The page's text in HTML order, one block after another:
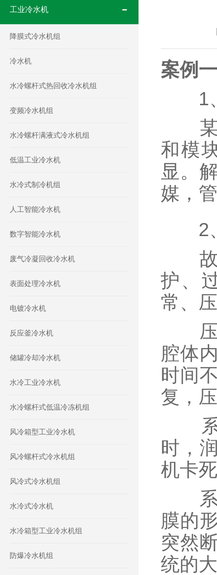
工业冷水机
降膜式冷水机组
冷水机
水冷螺杆式热回收冷水机组
变频冷水机组
水冷螺杆满液式冷水机组
低温工业冷水机
水冷式制冷机组
人工智能冷水机
数字智能冷水机
废气冷凝回收冷水机
表面处理冷水机
电镀冷水机
反应釜冷水机
储罐冷却冷水机
水冷工业冷水机
水冷螺杆式低温冷冻机组
风冷箱型工业冷水机
风冷螺杆式冷水机组
风冷式冷水机组
水冷式冷水机
水冷箱型工业冷水机组
防爆冷水机组
案例
1、
某
和模
显。
媒，
2、
故
护、
常、
压
腔体
时间
复，
系
时，
机卡
系
膜的
突然
统的